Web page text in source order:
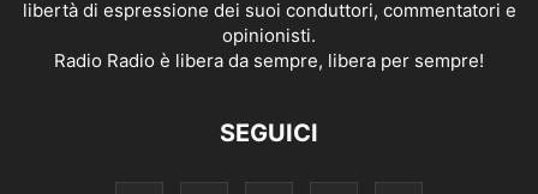
libertà di espressione dei suoi conduttori, commentatori e
opinionisti.
Radio Radio è libera da sempre, libera per sempre!
SEGUICI